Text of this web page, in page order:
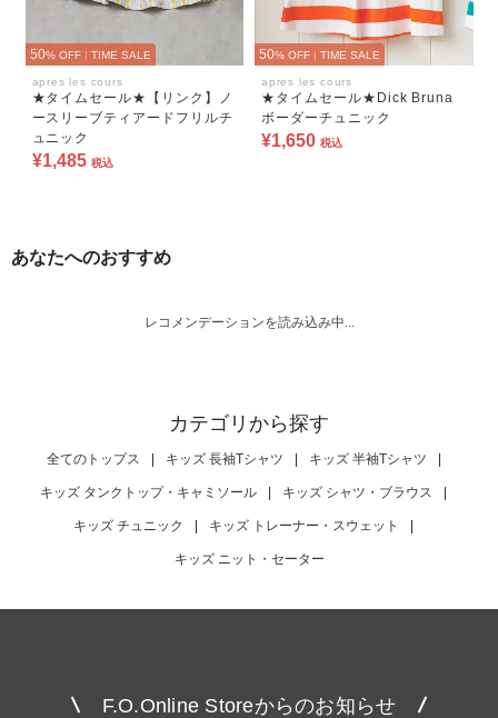
50% OFF | TIME SALE
apres les cours
★タイムセール★【リンク】ノ
ースリーブティアードフリルチ
ュニック
¥1,485 税込
50% OFF | TIME SALE
apres les cours
★タイムセール★Dick Bruna
ボーダーチュニック
¥1,650 税込
あなたへのおすすめ
レコメンデーションを読み込み中...
カテゴリから探す
全てのトップス キッズ 長袖Tシャツ キッズ 半袖Tシャツ
キッズ タンクトップ・キャミソール キッズ シャツ・ブラウス
キッズ チュニック キッズ トレーナー・スウェット
キッズ ニット・セーター
F.O.Online Storeからのお知らせ